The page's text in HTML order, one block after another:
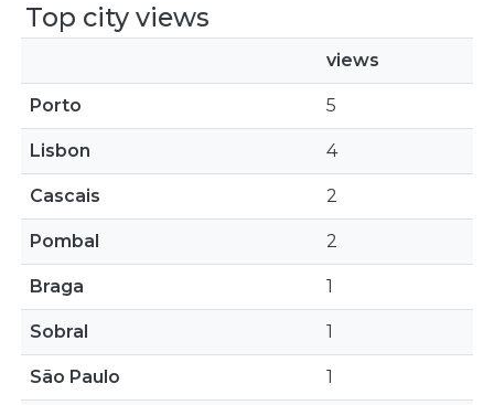
Top city views
views
Porto 5
Lisbon 4
Cascais 2
Pombal 2
Braga 1
Sobral 1
São Paulo 1